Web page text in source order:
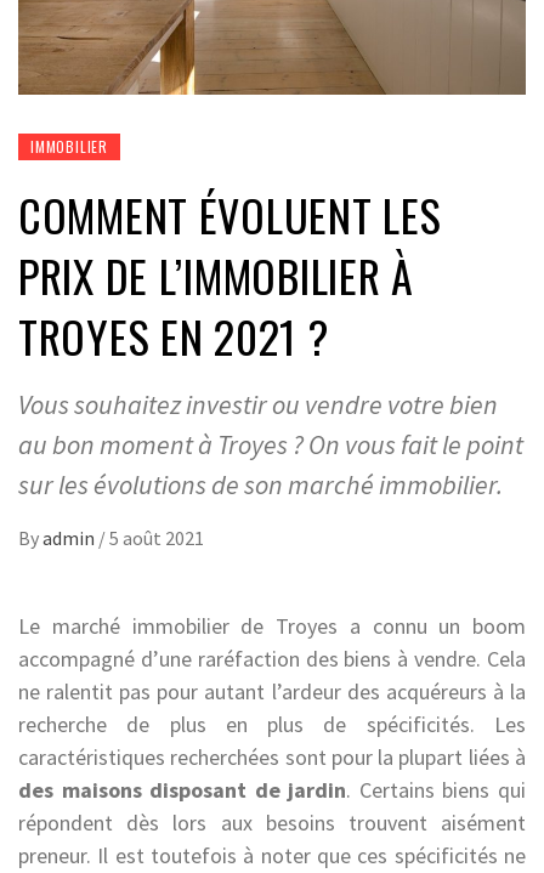
IMMOBILIER
COMMENT ÉVOLUENT LES
PRIX DE L’IMMOBILIER À
TROYES EN 2021 ?
Vous souhaitez investir ou vendre votre bien
au bon moment à Troyes ? On vous fait le point
sur les évolutions de son marché immobilier.
Byadmin /5 août 2021
Le marché immobilier de Troyes a connu un boom
accompagné d’une raréfaction des biens à vendre. Cela
ne ralentit pas pour autant l’ardeur des acquéreurs à la
recherche de plus en plus de spécificités. Les
caractéristiques recherchées sont pour la plupart liées à
des maisons disposant de jardin. Certains biens qui
répondent dès lors aux besoins trouvent aisément
preneur. Il est toutefois à noter que ces spécificités ne